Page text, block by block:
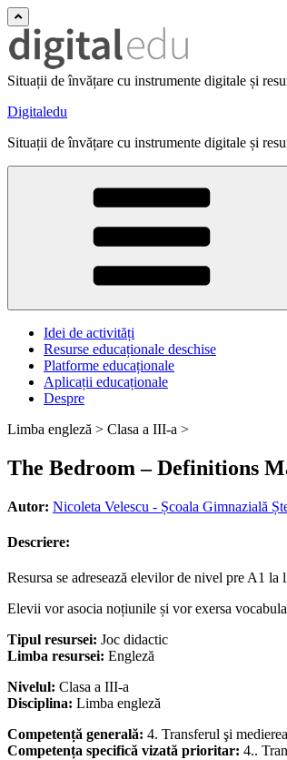
Situații de învățare cu instrumente digitale și
Digitaledu
Situații de învățare cu instrumente digitale și
Idei de activități
Resurse educaționale deschise
Platforme educaționale
Aplicații educaționale
Despre
Limba engleză > Clasa a III-a >
The Bedroom – Definitions
Autor: Nicoleta Velescu - Școala Gimnazială
Descriere:
Resursa se adresează elevilor de nivel pre A1
Elevii vor asocia noțiunile și vor exersa
Tipul resursei: Joc didactic
Limba resursei: Engleză
Nivelul: Clasa a III-a
Disciplina: Limba engleză
Competență generală: 4. Transferul şi
Competența specifică vizată prioritar: 4..